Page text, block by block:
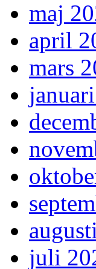
maj
april
mars
juli